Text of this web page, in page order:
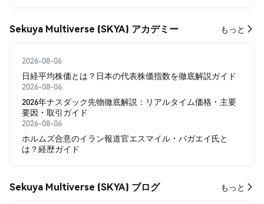
Sekuya Multiverse (SKYA) アカデミー もっと
2026-08-06
日経平均株価とは？日本の代表株価指数を徹底解説ガイド
2026-08-06
2026年ナスダック先物徹底解説：リアルタイム価格・主要
要因・取引ガイド
2026-08-06
ホルムズ合意のイラン報道官エスマイル・バガエイ氏と
は？経歴ガイド
Sekuya Multiverse (SKYA) ブログ もっと